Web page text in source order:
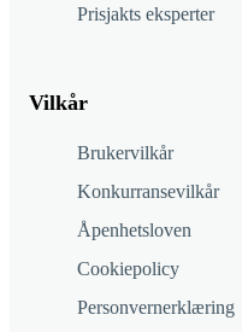
Prisjakts eksperter
Vilkår
Brukervilkår
Konkurransevilkår
Åpenhetsloven
Cookiepolicy
Personvernerklæring